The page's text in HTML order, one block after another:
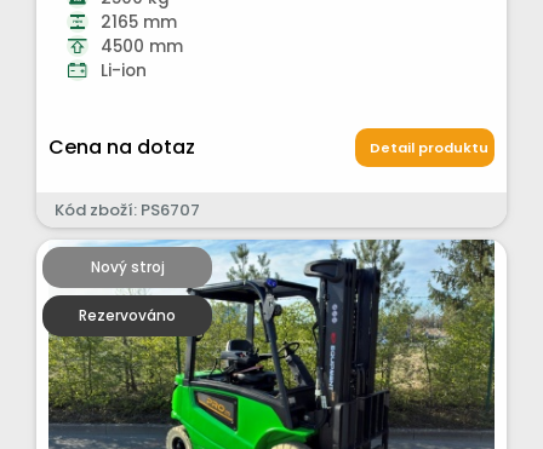
2165 mm
4500 mm
Li-ion
Cena na dotaz Detail produktu
Kód zboží: PS6707
Nový stroj
Rezervováno